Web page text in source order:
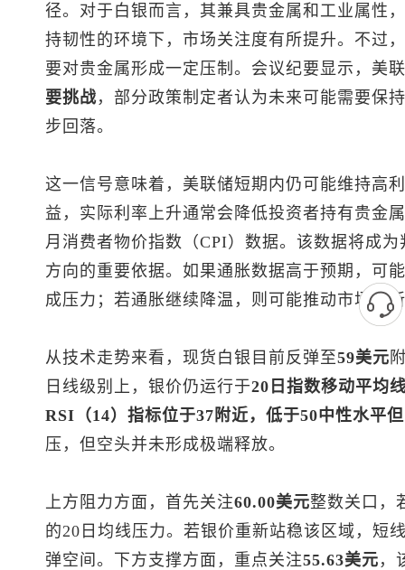
径。对于白银而言，其兼具贵金属和工业属性
持韧性的环境下，市场关注度有所提升。不过
要对贵金属形成一定压制。会议纪要显示，美
要挑战，部分政策制定者认为未来可能需要保
步回落。
这一信号意味着，美联储短期内仍可能维持高
益，实际利率上升通常会降低投资者持有贵金
月消费者物价指数（CPI）数据。该数据将成
方向的重要依据。如果通胀数据高于预期，可
成压力；若通胀继续降温，则可能推动市场重
从技术走势来看， 现货白银 目前反弹至59美元
日线级别上，银价仍运行于20日指数移动平均
RSI（14）指标位于37附近，低于50中性水平
压，但空头并未形成极端释放。
上方阻力方面，首先关注60.00美元整数关口，
的20日均线压力。若银价重新站稳该区域，短
弹空间。下方支撑方面，重点关注55.63美元 ，